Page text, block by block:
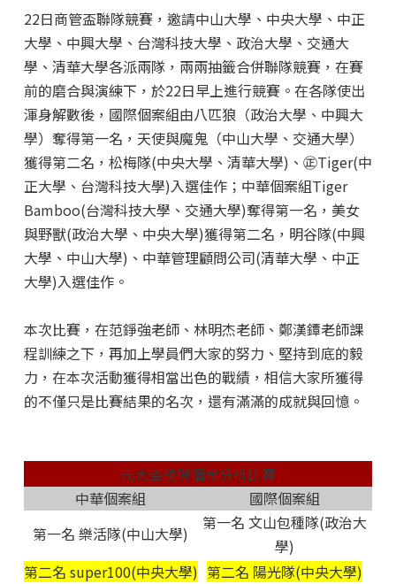
22日商管盃聯隊競賽，邀請中山大學、中央大學、中正
大學、中興大學、台灣科技大學、政治大學、交通大
學、清華大學各派兩隊，兩兩抽籤合併聯隊競賽，在賽
前的磨合與演練下，於22日早上進行競賽。在各隊使出
渾身解數後，國際個案組由八匹狼（政治大學、中興大
學）奪得第一名，天使與魔鬼（中山大學、交通大學）
獲得第二名，松梅隊(中央大學、清華大學)、㊣Tiger(中
正大學、台灣科技大學)入選佳作；中華個案組Tiger
Bamboo(台灣科技大學、交通大學)奪得第一名，美女
與野獸(政治大學、中央大學)獲得第二名，明谷隊(中興
大學、中山大學)、中華管理顧問公司(清華大學、中正
大學)入選佳作。
本次比賽，在范錚強老師、林明杰老師、鄭漢鐔老師課
程訓練之下，再加上學員們大家的努力、堅持到底的毅
力，在本次活動獲得相當出色的戰績，相信大家所獲得
的不僅只是比賽結果的名次，還有滿滿的成就與回憶。
元大盃校際個案分析比賽
中華個案組
國際個案組
第一名 樂活隊(中山大學)
第一名 文山包種隊(政治大
學)
第二名 super100(中央大學) 第二名 陽光隊(中央大學)